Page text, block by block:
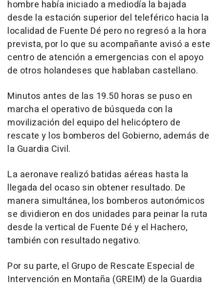
hombre había iniciado a mediodía la bajada
desde la estación superior del teleférico hacia la
localidad de Fuente Dé pero no regresó a la hora
prevista, por lo que su acompañante avisó a este
centro de atención a emergencias con el apoyo
de otros holandeses que hablaban castellano.
Minutos antes de las 19.50 horas se puso en
marcha el operativo de búsqueda con la
movilización del equipo del helicóptero de
rescate y los bomberos del Gobierno, además de
la Guardia Civil.
La aeronave realizó batidas aéreas hasta la
llegada del ocaso sin obtener resultado. De
manera simultánea, los bomberos autonómicos
se dividieron en dos unidades para peinar la ruta
desde la vertical de Fuente Dé y el Hachero,
también con resultado negativo.
Por su parte, el Grupo de Rescate Especial de
Intervención en Montaña (GREIM) de la Guardia